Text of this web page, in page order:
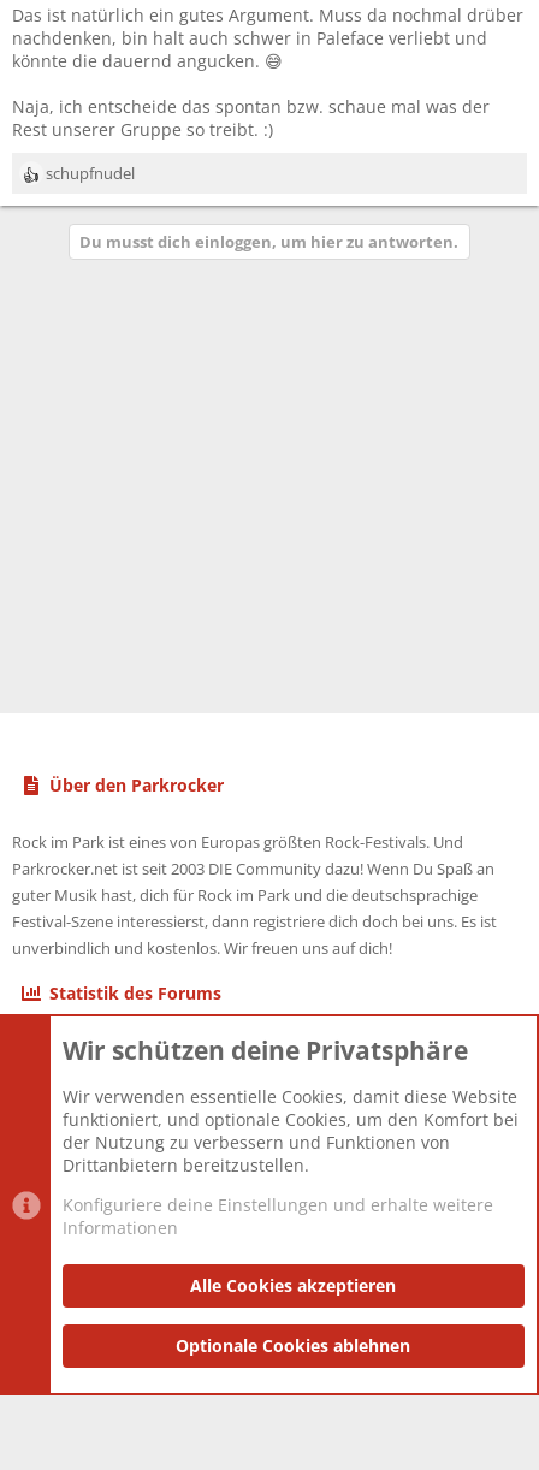
:
Das ist natürlich ein gutes Argument. Muss da nochmal drüber
nachdenken, bin halt auch schwer in Paleface verliebt und
könnte die dauernd angucken. 😅
Naja, ich entscheide das spontan bzw. schaue mal was der
Rest unserer Gruppe so treibt. :)
R
e
schupfnudel
Du musst dich einloggen, um hier zu antworten.
Über den Parkrocker
Rock im Park ist eines von Europas größten Rock-Festivals. Und
Parkrocker.net ist seit 2003 DIE Community dazu! Wenn Du Spaß an
guter Musik hast, dich für Rock im Park und die deutschsprachige
Festival-Szene interessierst, dann registriere dich doch bei uns. Es ist
unverbindlich und kostenlos. Wir freuen uns auf dich!
Statistik des Forums
Themen
Mitglieder
12.425
Neuestes Mitglied
Toddster85
Datenschutzerklärung Impressum
Community platform by XenForo® © 2010-2025 XenForo Ltd.
and add-ons by ThemeHouse
Wir schützen deine Privatsphäre
Wir verwenden essentielle Cookies, damit diese Website
funktioniert, und optionale Cookies, um den Komfort bei
der Nutzung zu verbessern und Funktionen von
Drittanbietern bereitzustellen.
Konfiguriere deine Einstellungen und erhalte weitere
Informationen
Alle Cookies akzeptieren
Optionale Cookies ablehnen